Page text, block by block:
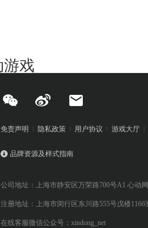
免责声明 隐私政策 用户协议 游戏大厅
品牌资源及样式指南
公司地址：上海市静安区万荣路700号A1 心动
注册地址：上海市闵行区东川路555号戊楼1166
在线客服微信公众号：xindong_net